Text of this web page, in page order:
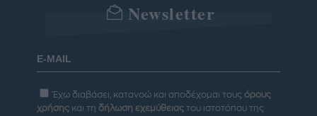
Newsletter
Έχω διαβάσει, κατανοώ και αποδέχομαι τους όρους
χρήσης και τη δήλωση εχεμύθειας του ιστοτόπου της